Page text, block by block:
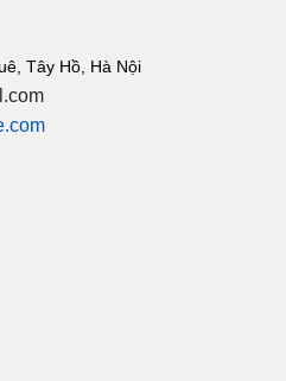
Tây Hồ, Hà Nội